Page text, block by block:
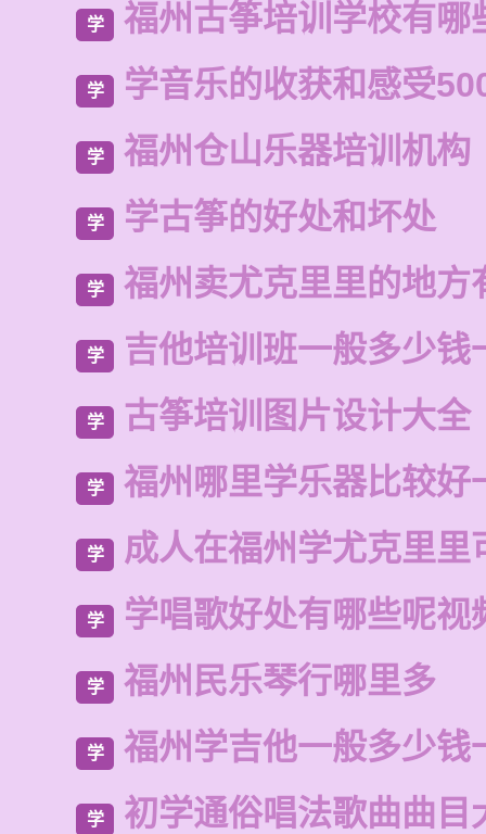
学 福州古筝培训学校有哪
学 学音乐的收获和感受
学 福州仓山乐器培训机构
学 学古筝的好处和坏处
学 福州卖尤克里里的地方
学 吉他培训班一般多少钱
学 古筝培训图片设计大全
学 福州哪里学乐器比较好
学 成人在福州学尤克里里
学 学唱歌好处有哪些呢视
学 福州民乐琴行哪里多
学 福州学吉他一般多少钱
学 初学通俗唱法歌曲曲目